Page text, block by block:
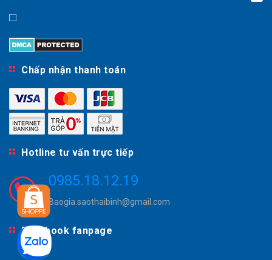
Chấp nhận thanh toán
Hotline tư vấn trực tiếp
0985.18.12.19
Baogia.saothaibinh@gmail.com
Facebook fanpage